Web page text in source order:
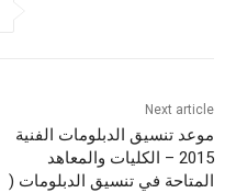
Next article
موعد تنسيق الدبلومات الفنية
2015 – الكليات والمعاهد
المتاحة في تنسيق الدبلومات (